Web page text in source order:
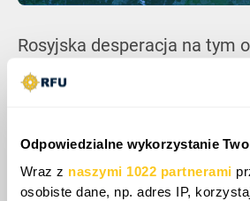
Odpowiedzialne wykorzystanie
Wraz z naszymi 1022 partnerami
osobiste dane, np. adres IP,
Rosyjska desperacja na tym
coraz bardziej widoczna.
korzystają z termicznych
wykryciem, jednak ich złe
sprawia, że są one
bardziej widoczne dla